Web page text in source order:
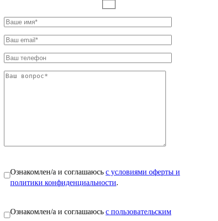
Ознакомлен/а и соглашаюсь с условиями оферты и
политики конфиденциальности.
Ознакомлен/а и соглашаюсь с пользовательским